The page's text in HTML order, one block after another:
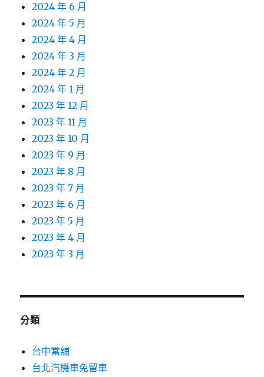
2024 年 6 月
2024 年 5 月
2024 年 4 月
2024 年 3 月
2024 年 2 月
2024 年 1 月
2023 年 12 月
2023 年 11 月
2023 年 10 月
2023 年 9 月
2023 年 8 月
2023 年 7 月
2023 年 6 月
2023 年 5 月
2023 年 4 月
2023 年 3 月
分類
台中當舖
台北汽機車免留車